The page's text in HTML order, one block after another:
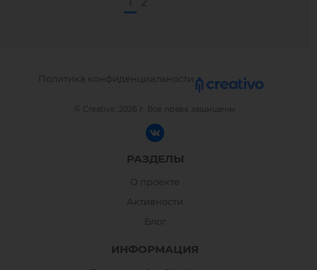
© Creativo, 2026 г. Все права защищены
Политика конфиденциальности
РАЗДЕЛЫ
О проекте
Активности
Блог
ИНФОРМАЦИЯ